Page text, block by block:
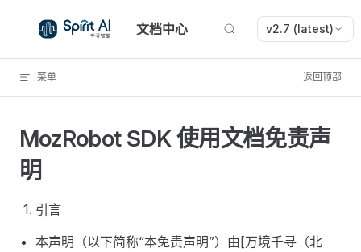
Skip to content 文档中心 v2.7 (latest)
菜单 返回顶部
MozRobot SDK 使用文档免责声
明
引言
本声明（以下简称“本免责声明”）由[万境千寻（北